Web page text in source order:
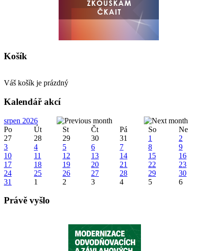
Košík
Váš košík je prázdný
Kalendář akcí
srpen 2026
Po
Út St Čt Pá So
Ne
27
28 29 30 31 1
2
3
4 5 6 7 8
9
10
11 12 13 14 15
16
17
18 19 20 21 22
23
24
25 26 27 28 29
30
31
1 2 3 4 5 6
Právě vyšlo